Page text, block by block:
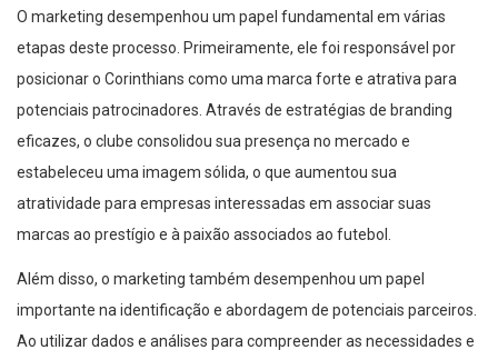
etapas deste processo. Primeiramente, ele foi responsável por
posicionar o Corinthians como uma marca forte e atrativa para
potenciais patrocinadores. Através de estratégias de branding
eficazes, o clube consolidou sua presença no mercado e
estabeleceu uma imagem sólida, o que aumentou sua
atratividade para empresas interessadas em associar suas
marcas ao prestígio e à paixão associados ao futebol.
importante na identificação e abordagem de potenciais parceiros.
Ao utilizar dados e análises para compreender as necessidades e
objetivos das empresas, o Corinthians pôde desenvolver